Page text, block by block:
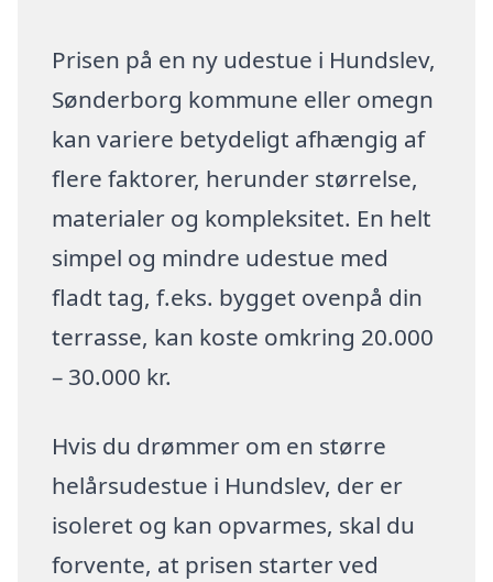
Prisen på en ny udestue i Hundslev,
Sønderborg kommune eller omegn
kan variere betydeligt afhængig af
flere faktorer, herunder størrelse,
materialer og kompleksitet. En helt
simpel og mindre udestue med
fladt tag, f.eks. bygget ovenpå din
terrasse, kan koste omkring 20.000
– 30.000 kr.
Hvis du drømmer om en større
helårsudestue i Hundslev, der er
isoleret og kan opvarmes, skal du
forvente, at prisen starter ved